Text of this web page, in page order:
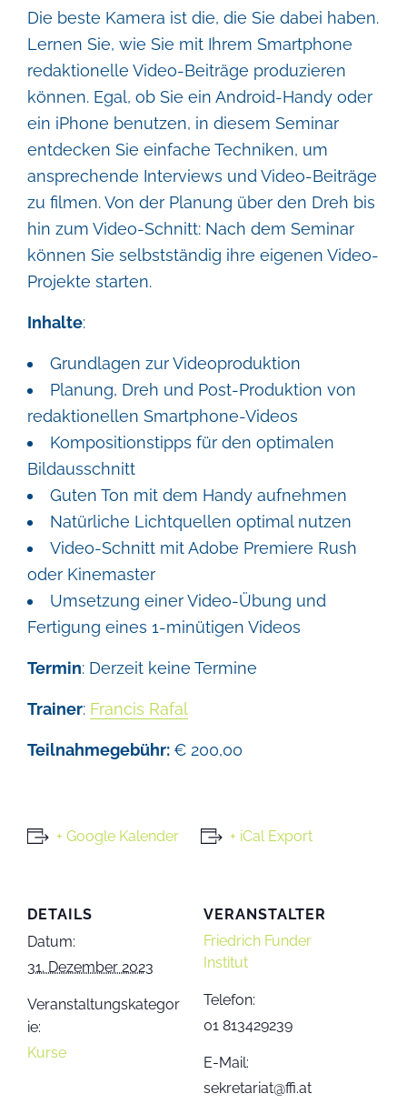
Die beste Kamera ist die, die Sie dabei haben.
Lernen Sie, wie Sie mit Ihrem Smartphone
redaktionelle Video-Beiträge produzieren
können. Egal, ob Sie ein Android-Handy oder
ein iPhone benutzen, in diesem Seminar
entdecken Sie einfache Techniken, um
ansprechende Interviews und Video-Beiträge
zu filmen. Von der Planung über den Dreh bis
hin zum Video-Schnitt: Nach dem Seminar
können Sie selbstständig ihre eigenen Video-
Projekte starten.
Inhalte:
Grundlagen zur Videoproduktion
Planung, Dreh und Post-Produktion von
redaktionellen Smartphone-Videos
Kompositionstipps für den optimalen
Bildausschnitt
Guten Ton mit dem Handy aufnehmen
Natürliche Lichtquellen optimal nutzen
Video-Schnitt mit Adobe Premiere Rush
oder Kinemaster
Umsetzung einer Video-Übung und
Fertigung eines 1-minütigen Videos
Termin: Derzeit keine Termine
Trainer: Francis Rafal
Teilnahmegebühr:€ 200,00
+ Google Kalender + iCal Export
DETAILS
Datum:
31. Dezember 2023
Veranstaltungskategor
ie:
Kurse
VERANSTALTER
Friedrich Funder
Institut
Telefon:
01 813429239
E-Mail:
sekretariat@ffi.at